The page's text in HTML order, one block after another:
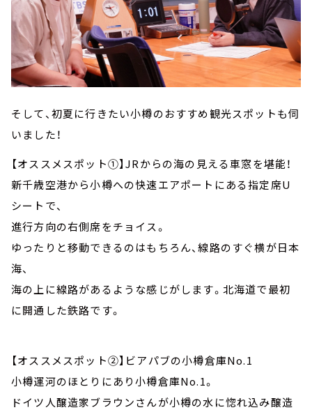
そして、初夏に行きたい小樽のおすすめ観光スポットも伺
いました！
【オススメスポット①】JRからの海の見える車窓を堪能！
新千歳空港から小樽への快速エアポートにある指定席U
シートで、
進行方向の右側席をチョイス。
ゆったりと移動できるのはもちろん、線路のすぐ横が日本
海、
海の上に線路があるような感じがします。北海道で最初
に開通した鉄路です。
【オススメスポット②】ビアパブの小樽倉庫No.1
小樽運河のほとりにあり小樽倉庫No.1。
ドイツ人醸造家ブラウンさんが小樽の水に惚れ込み醸造